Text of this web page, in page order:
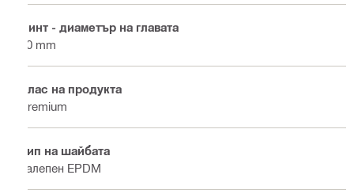
Винт - диаметър на главата
10 mm
Клас на продукта
Premium
Тип на шайбата
Залепен EPDM